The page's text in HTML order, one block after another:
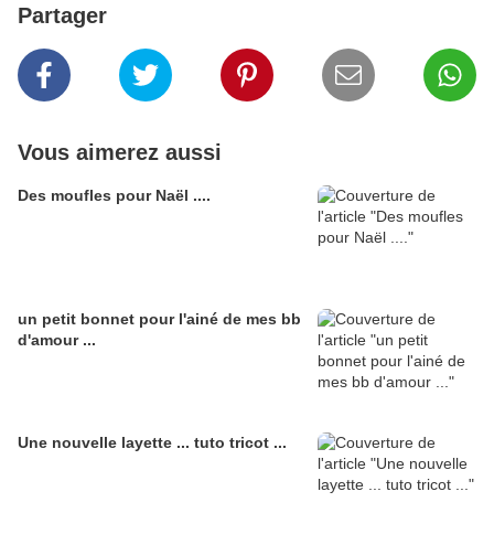
Partager
Vous aimerez aussi
Des moufles pour Naël ....
un petit bonnet pour l'ainé de mes bb
d'amour ...
Une nouvelle layette ... tuto tricot ...